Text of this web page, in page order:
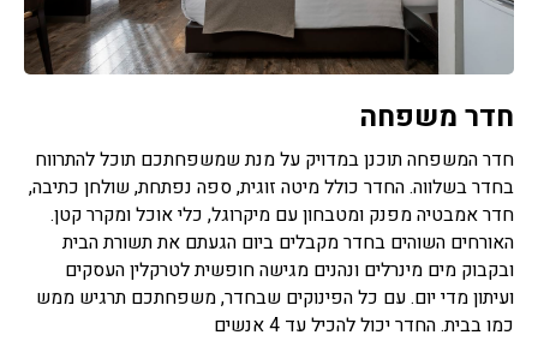
חדר משפחה
חדר המשפחה תוכנן במדויק על מנת שמשפחתכם תוכל להתרווח
בחדר בשלווה. החדר כולל מיטה זוגית, ספה נפתחת, שולחן כתיבה,
חדר אמבטיה מפנק ומטבחון עם מיקרוגל, כלי אוכל ומקרר קטן.
האורחים השוהים בחדר מקבלים ביום הגעתם את תשורת הבית
ובקבוק מים מינרלים ונהנים מגישה חופשית לטרקלין העסקים
ועיתון מדי יום. עם כל הפינוקים שבחדר, משפחתכם תרגיש ממש
כמו בבית. החדר יכול להכיל עד 4 אנשים